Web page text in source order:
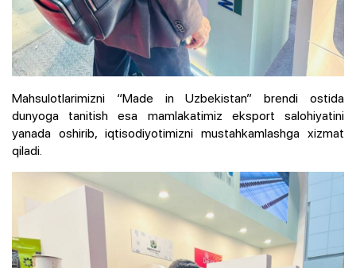
Mahsulotlarimizni “Made in Uzbekistan” brendi ostida
dunyoga tanitish esa mamlakatimiz eksport salohiyatini
yanada oshirib, iqtisodiyotimizni mustahkamlashga xizmat
qiladi.